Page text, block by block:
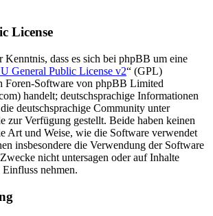
License
Kenntnis, dass es sich bei phpBB um eine
General Public License v2“ (GPL)
Foren-Software von phpBB Limited
handelt; deutschsprachige Informationen
deutschsprachige Community unter
zur Verfügung gestellt. Beide haben keinen
Art und Weise, wie die Software verwendet
insbesondere die Verwendung der Software
nicht untersagen oder auf Inhalte
nehmen.